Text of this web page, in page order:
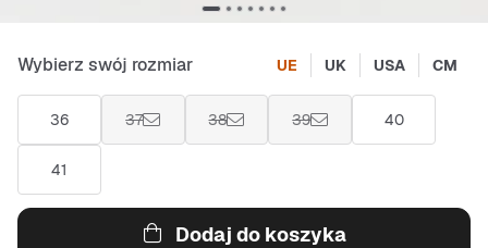
Wybierz swój rozmiar UE UK USA CM
36 37 38 39 40
41
Dodaj do koszyka